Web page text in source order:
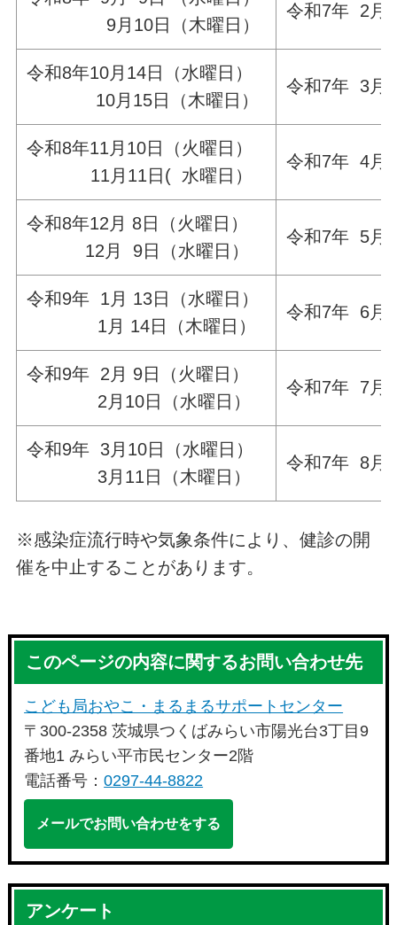
9月10日（木曜日）
令和7年 2月
令和8年10月14日（水曜日）
10月15日（木曜日）
令和7年 3月
令和8年11月10日（火曜日）
11月11日( 水曜日）
令和7年 4月
令和8年12月 8日（火曜日）
12月 9日（水曜日）
令和7年 5月
令和9年 1月 13日（水曜日）
1月 14日（木曜日）
令和7年 6月
令和9年 2月 9日（火曜日）
2月10日（水曜日）
令和7年 7月
令和9年 3月10日（水曜日）
3月11日（木曜日）
令和7年 8月
※感染症流行時や気象条件により、健診の開
催を中止することがあります。
このページの内容に関するお問い合わせ先
こども局おやこ・まるまるサポートセンター
〒300-2358 茨城県つくばみらい市陽光台3丁目9
番地1 みらい平市民センター2階
電話番号：0297-44-8822
メールでお問い合わせをする
アンケート